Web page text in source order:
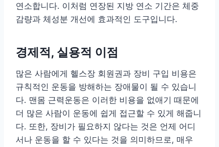
연소합니다. 이처럼 연장된 지방 연소 기간은 체중
감량과 체성분 개선에 효과적인 도구입니다.
경제적, 실용적 이점
많은 사람에게 헬스장 회원권과 장비 구입 비용은
규칙적인 운동을 방해하는 장애물이 될 수 있습니
다. 맨몸 근력운동은 이러한 비용을 없애기 때문에
더 많은 사람이 운동에 쉽게 접근할 수 있게 해줍니
다. 또한, 장비가 필요하지 않다는 것은 언제 어디
서나 운동을 할 수 있다는 것을 의미하므로, 매우